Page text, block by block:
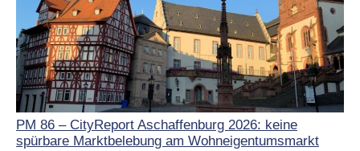
PM 86 – CityReport Aschaffenburg 2026: keine
spürbare Marktbelebung am Wohneigentumsmarkt